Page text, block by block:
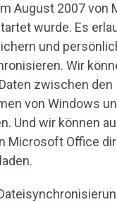
August 2007 von
wurde. Es
und
Wir
zwischen den
von Windows
Und wir können
Microsoft Office